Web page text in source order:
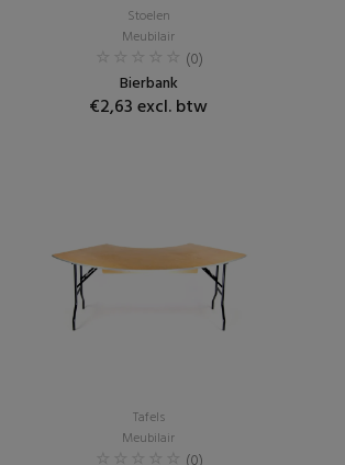
Stoelen
Meubilair
(0)
Bierbank
€2,63 excl. btw
Tafels
Meubilair